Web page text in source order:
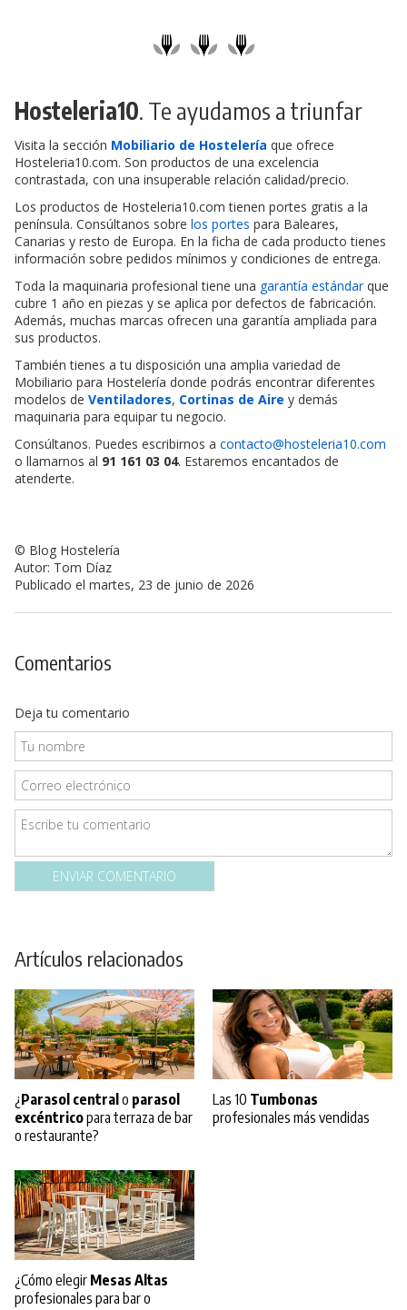
Hosteleria10. Te ayudamos a triunfar
Visita la sección Mobiliario de Hostelería que ofrece
Hosteleria10.com. Son productos de una excelencia
contrastada, con una insuperable relación calidad/precio.
Los productos de Hosteleria10.com tienen portes gratis a la
península. Consúltanos sobre los portes para Baleares,
Canarias y resto de Europa. En la ficha de cada producto tienes
información sobre pedidos mínimos y condiciones de entrega.
Toda la maquinaria profesional tiene una garantía estándarque
cubre 1 año en piezas y se aplica por defectos de fabricación.
Además, muchas marcas ofrecen una garantía ampliada para
sus productos.
También tienes a tu disposición una amplia variedad de
Mobiliario para Hostelería donde podrás encontrar diferentes
modelos de Ventiladores, Cortinas de Aire y demás
maquinaria para equipar tu negocio.
Consúltanos. Puedes escribirnos a contacto@hosteleria10.com
o llamarnos al 91 161 03 04. Estaremos encantados de
atenderte.
© Blog Hostelería
Autor: Tom Díaz
Publicado el martes, 23 de junio de 2026
Comentarios
Deja tu comentario
Artículos relacionados
¿Parasol central o parasol
excéntricopara terraza de bar
o restaurante?
Las 10 Tumbonas
profesionales más vendidas
¿Cómo elegir Mesas Altas
profesionales para bar o